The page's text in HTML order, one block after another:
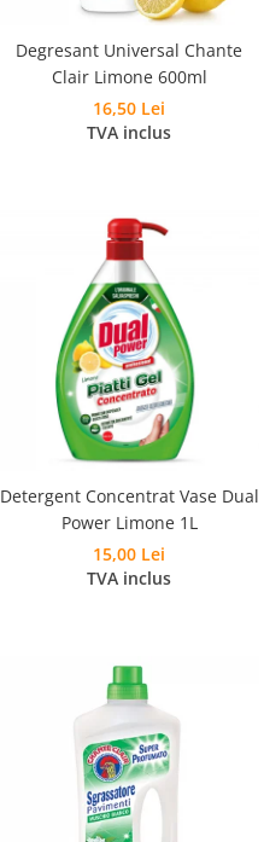
Degresant Universal Chante
Clair Limone 600ml
16,50 Lei
TVA inclus
Detergent Concentrat Vase Dual
Power Limone 1L
15,00 Lei
TVA inclus